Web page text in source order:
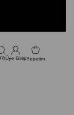
Üye GirişiSepetim